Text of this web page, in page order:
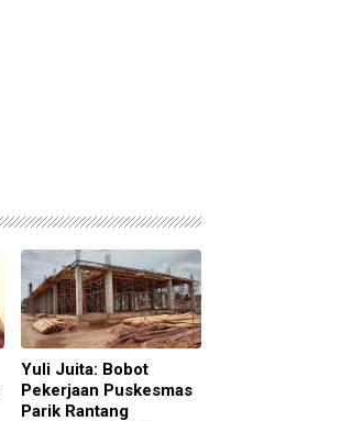
Yuli Juita: Bobot
Pekerjaan Puskesmas
Parik Rantang